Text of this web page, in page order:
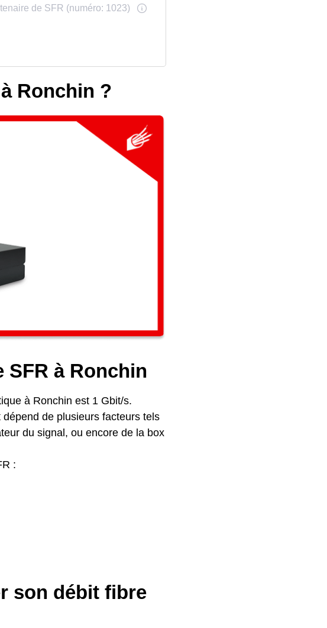
Ronchin ?
SFR à Ronchin
à Ronchin est 1 Gbit/s.
de plusieurs facteurs tels
du signal, ou encore de la box
:
son débit fibre